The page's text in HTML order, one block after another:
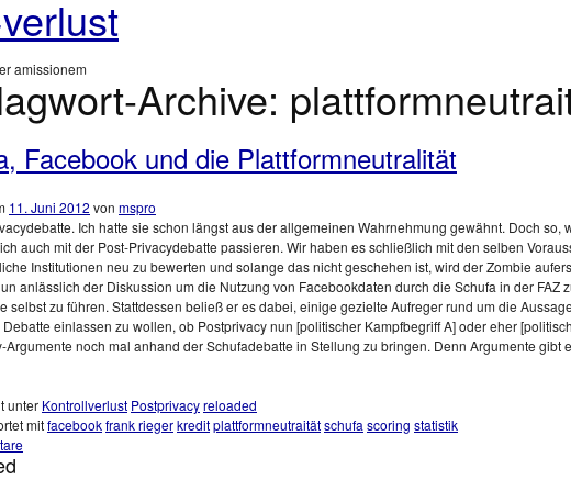
amissionem
Archive:
Facebook und die Plattformneutralität
11. Juni 2012 von mspro
Ich hatte sie schon längst aus der allgemeinen Wahrnehmung gewähnt. Doch
auch mit der Post-Privacydebatte passieren. Wir haben es schließlich mit den selben
Institutionen neu zu bewerten und solange das nicht geschehen ist, wird der Zombie
anlässlich der Diskussion um die Nutzung von Facebookdaten durch die Schufa in der
selbst zu führen. Stattdessen beließ er es dabei, einige gezielte Aufreger rund um die
einlassen zu wollen, ob Postprivacy nun [politischer Kampfbegriff A] oder eher
Argumente noch mal anhand der Schufadebatte in Stellung zu bringen. Denn Argumente
unter Kontrollverlust Postprivacyreloaded
mitfacebookfrank riegerkreditplattformneutraitätschufa scoring statistik